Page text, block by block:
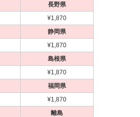
ち
屋内用
ク
パネル Rパネル A1 ブラック 屋
前四辺開閉式
パネル 333 A2 ブラック 屋内用
（税込）
式フレームの定番アイテム！
前四辺開閉式
パネル 347 B0 ステン 屋内用
（税込）
井桁スタイル。幅43mmタイプ
B1
パネ ST-B1-SV B1 シルバー 屋
前四辺開閉式
パネル 333 B2 ブラック 屋内用
（税込）
式フレームの定番アイテム！
長野県
¥1,870
静岡県
¥1,870
島根県
¥1,870
福岡県
¥1,870
離島